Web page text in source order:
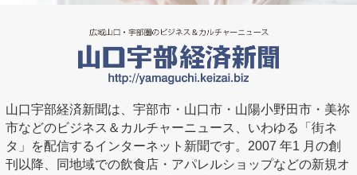
カルチャーニュース 山口宇部
経済新聞
山口宇部経済新聞は、宇部市・山口市・山陽小野田市・美祢
市などのビジネス＆カルチャーニュース、いわゆる「街ネ
タ」を配信するインターネット新聞です。2007 年1 月の創
刊以降、同地域での飲食店・アパレルショップなどの新規オ